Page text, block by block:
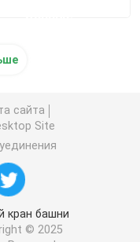
сайта
Site
кран башни
© 2025